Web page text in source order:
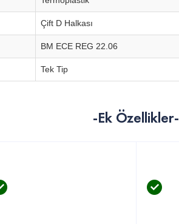
Çift D Halkası
BM ECE REG 22.06
Tek Tip
-Ek Özellikler-